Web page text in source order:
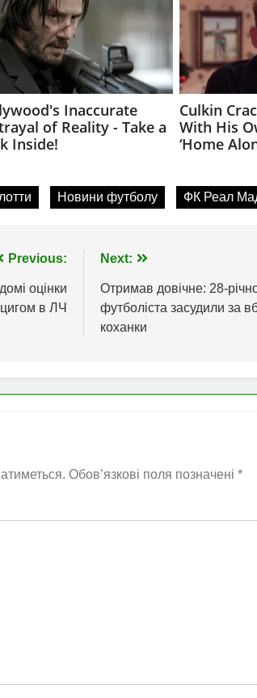
Новини футболу ФК Реал
Previous:
оцінки
в ЛЧ
Next:
Отримав довічне: 28-
футболіста засудили за
коханки
Обов’язкові поля позначені *